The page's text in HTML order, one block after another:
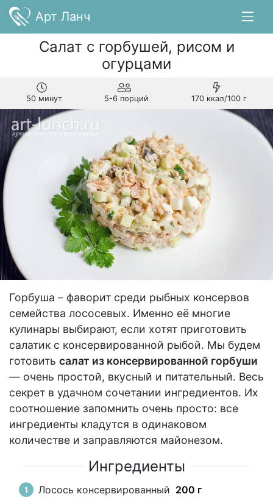
Арт Ланч
Салат с горбушей, рисом и
огурцами
50 минут 5-6 порций 170 ккал/100 г
Горбуша – фаворит среди рыбных консервов
семейства лососевых. Именно её многие
кулинары выбирают, если хотят приготовить
салатик с консервированной рыбой. Мы будем
готовить салат из консервированной горбуши
— очень простой, вкусный и питательный. Весь
секрет в удачном сочетании ингредиентов. Их
соотношение запомнить очень просто: все
ингредиенты кладутся в одинаковом
количестве и заправляются майонезом.
Ингредиенты
Лосось консервированный 200 г